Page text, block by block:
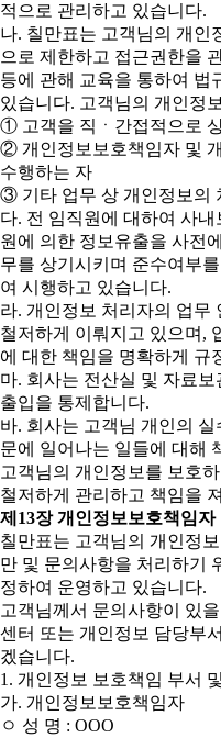
적으로 관리하고 있습니다.
나. 칠만표는 고객님의 개인
으로 제한하고 접근권한을
등에 관해 교육을 통하여 법
있습니다. 고객님의 개인정
① 고객을 직ㆍ간접적으로
② 개인정보보호책임자 및
수행하는 자
③ 기타 업무 상 개인정보의
다. 전 임직원에 대하여 사
원에 의한 정보유출을 사전
무를 상기시키며 준수여부
여 시행하고 있습니다.
라. 개인정보 처리자의 업무
철저하게 이뤄지고 있으며,
에 대한 책임을 명확하게 규
마. 회사는 전산실 및 자료
출입을 통제합니다.
바. 회사는 고객님 개인의
문에 일어나는 일들에 대해
고객님의 개인정보를 보호
철저하게 관리하고 책임을
제13장 개인정보보호책임자
칠만표는 고객님의 개인정
만 및 문의사항을 처리하기
정하여 운영하고 있습니다.
고객님께서 문의사항이 있
센터 또는 개인정보 담당부
겠습니다.
1. 개인정보 보호책임 부서
가. 개인정보보호책임자
ㅇ 성 명 : OOO